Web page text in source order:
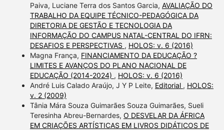
Paiva, Luciane Terra dos Santos Garcia, AVALIAÇÃO DO
TRABALHO DA EQUIPE TÉCNICO-PEDAGÓGICA DA
DIRETORIA DE GESTÃO E TECNOLOGIA DA
INFORMAÇÃO DO CAMPUS NATAL-CENTRAL DO IFRN:
DESAFIOS E PERSPECTIVAS , HOLOS: v. 6 (2016)
Magna França, FINANCIAMENTO DA EDUCAÇÃO ?
LIMITES E AVANÇOS DO PLANO NACIONAL DE
EDUCAÇÃO (2014-2024) , HOLOS: v. 6 (2016)
André Luis Calado Araújo, J Y P Leite, Editorial , HOLOS:
v. 2 (2009)
Tânia Mára Souza Guimarães Souza Guimarães, Sueli
Teresinha Abreu-Bernardes, O DESVELAR DA ÁFRICA
EM CRIAÇÕES ARTÍSTICAS EM LIVROS DIDÁTICOS DE